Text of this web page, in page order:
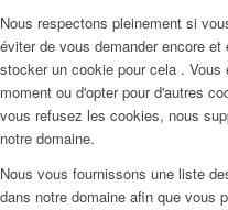
Nous respectons pleinement si
éviter de vous demander encore
stocker un cookie pour cela .
moment ou d'opter pour d'autres
vous refusez les cookies, nous
notre domaine.
Nous vous fournissons une liste
dans notre domaine afin que vous